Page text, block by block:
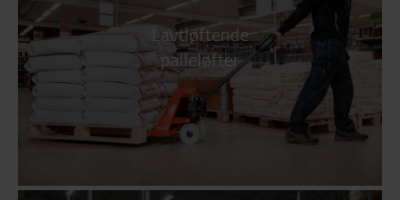
Lavtløftende
palleløfter